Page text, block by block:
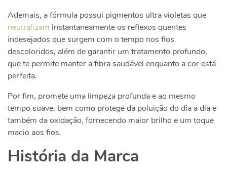
Ademais, a fórmula possui pigmentos ultra violetas que
neutralizam instantaneamente os reflexos quentes
indesejados que surgem com o tempo nos fios
descoloridos, além de garantir um tratamento profundo,
que te permite manter a fibra saudável enquanto a cor está
perfeita.
Por fim, promete uma limpeza profunda e ao mesmo
tempo suave, bem como protege da poluição do dia a dia e
também da oxidação, fornecendo maior brilho e um toque
macio aos fios.
História da Marca